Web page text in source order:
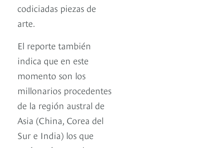
codiciadas piezas de
arte.
El reporte también
indica que en este
momento son los
millonarios procedentes
de la región austral de
Asia (China, Corea del
Sur e India) los que